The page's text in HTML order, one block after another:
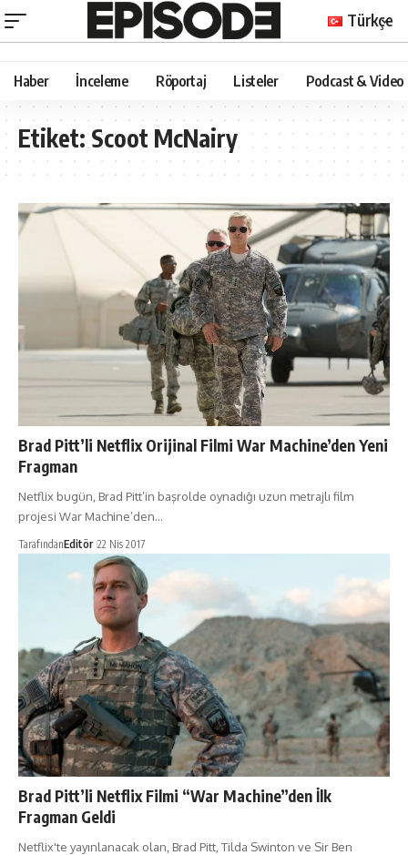
Türkçe
Haber İnceleme Röportaj Listeler Podcast & Video
Etiket:Scoot McNairy
Brad Pitt’li Netflix Orijinal Filmi War Machine’den Yeni
Fragman
Netflix bugün, Brad Pitt’in başrolde oynadığı uzun metrajlı film
projesi War Machine’den…
TarafındanEditör 22 Nis 2017
Brad Pitt’li Netflix Filmi “War Machine”den İlk
Fragman Geldi
Netflix'te yayınlanacak olan, Brad Pitt, Tilda Swinton ve Sir Ben